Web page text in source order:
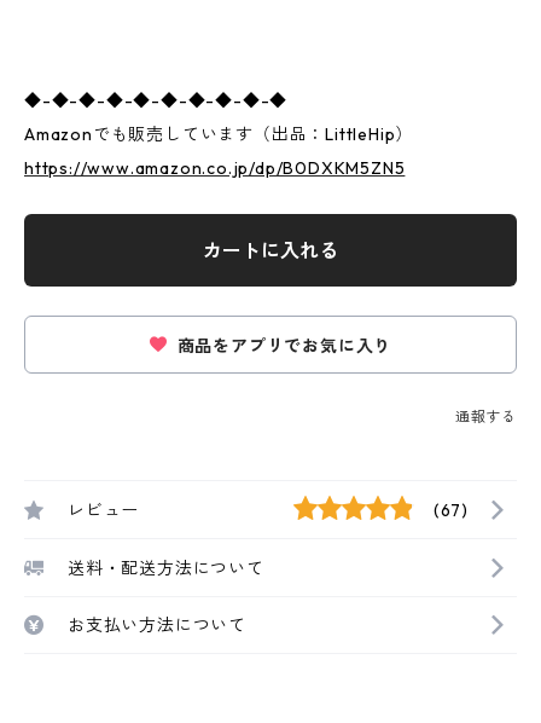
◆-◆-◆-◆-◆-◆-◆-◆-◆-◆
Amazonでも販売しています（出品：LittleHip）
https://www.amazon.co.jp/dp/B0DXKM5ZN5
カートに入れる
商品をアプリでお気に入り
通報する
レビュー (67)
送料・配送方法について
お支払い方法について